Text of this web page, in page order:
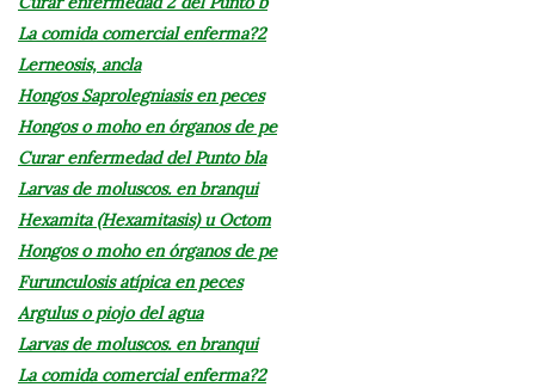
La comida comercial enferma?2
Lerneosis, ancla
Hongos Saprolegniasis en peces
Hongos o moho en órganos de pe
Curar enfermedad del Punto bla
Larvas de moluscos. en branqui
Hexamita (Hexamitasis) u Octom
Hongos o moho en órganos de pe
Furunculosis atípica en peces
Argulus o piojo del agua
Larvas de moluscos. en branqui
La comida comercial enferma?2